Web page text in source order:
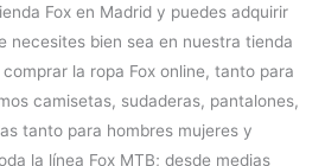
Fox en Madrid y puedes adquirir
necesites bien sea en nuestra tienda
la ropa Fox online, tanto para
camisetas, sudaderas, pantalones,
tanto para hombres mujeres y
la línea Fox MTB; desde medias